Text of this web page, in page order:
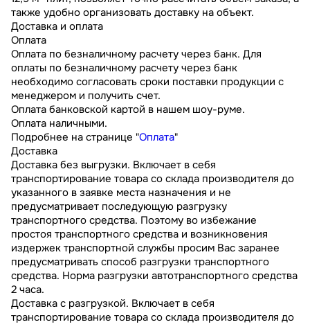
также удобно организовать доставку на объект.
Доставка и оплата
Оплата
Оплата по безналичному расчету через банк. Для
оплаты по безналичному расчету через банк
необходимо согласовать сроки поставки продукции с
менеджером и получить счет.
Оплата банковской картой в нашем шоу-руме.
Оплата наличными.
Подробнее на странице "Оплата"
Доставка
Доставка без выгрузки. Включает в себя
транспортирование товара со склада производителя до
указанного в заявке места назначения и не
предусматривает последующую разгрузку
транспортного средства. Поэтому во избежание
простоя транспортного средства и возникновения
издержек транспортной службы просим Вас заранее
предусматривать способ разгрузки транспортного
средства. Норма разгрузки автотранспортного средства
2 часа.
Доставка с разгрузкой. Включает в себя
транспортирование товара со склада производителя до